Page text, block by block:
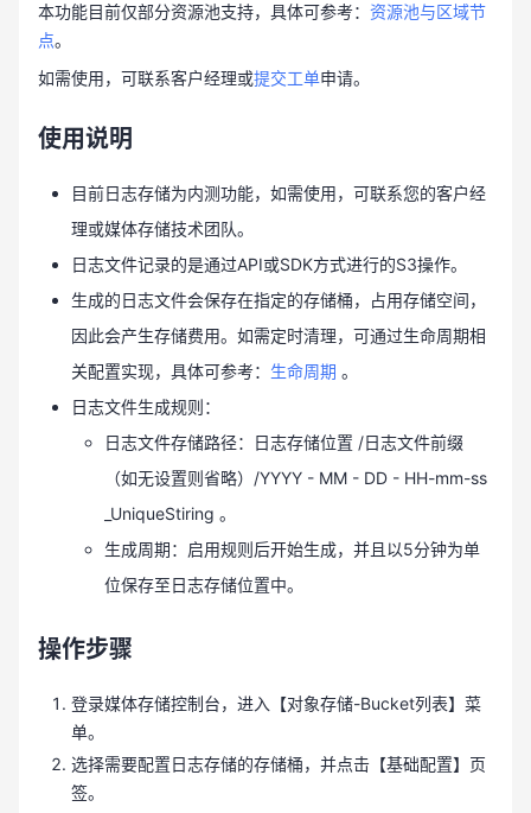
本功能目前仅部分资源池支持，具体可参考： 资源池与区域节
点。
如需使用，可联系客户经理或提交工单申请。
使用说明
目前日志存储为内测功能，如需使用，可联系您的客户经
理或媒体存储技术团队。
日志文件记录的是通过API或SDK方式进行的S3操作。
生成的日志文件会保存在指定的存储桶，占用存储空间，
因此会产生存储费用。如需定时清理，可通过生命周期相
关配置实现，具体可参考： 生命周期 。
日志文件生成规则：
日志文件存储路径：日志存储位置 /日志文件前缀
（如无设置则省略）/YYYY - MM - DD - HH-mm-ss
_UniqueStiring 。
生成周期：启用规则后开始生成，并且以5分钟为单
位保存至日志存储位置中。
操作步骤
登录媒体存储控制台，进入【对象存储-Bucket列表】菜
单。
选择需要配置日志存储的存储桶，并点击【基础配置】页
签。